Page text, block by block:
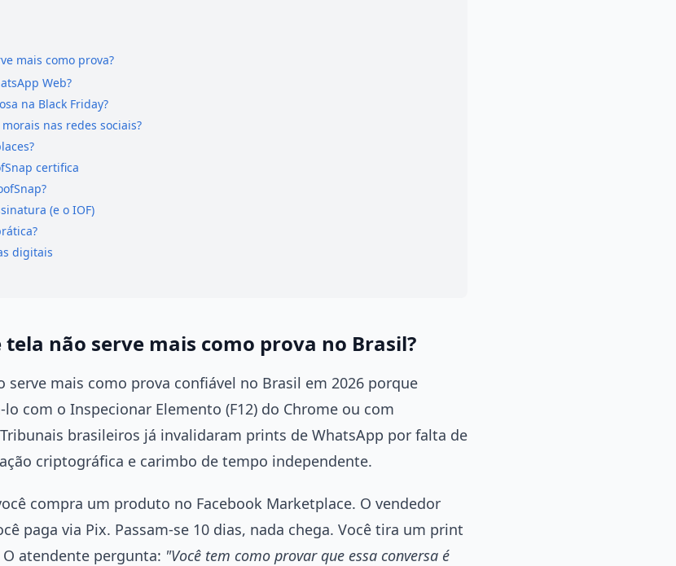
mais como prova?
Web?
na Black Friday?
nas redes sociais?
certifica
(e o IOF)
digitais
não serve mais como prova no Brasil?
serve mais como prova confiável no Brasil em 2026 porque
com o Inspecionar Elemento (F12) do Chrome ou com
brasileiros já invalidaram prints de WhatsApp por falta de
criptográfica e carimbo de tempo independente.
compra um produto no Facebook Marketplace. O vendedor
paga via Pix. Passam-se 10 dias, nada chega. Você tira um print
O atendente pergunta: "Você tem como provar que essa conversa é